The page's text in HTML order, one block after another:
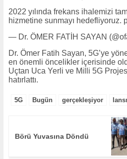
2022 yılında frekans ihalemizi
hizmetine sunmayı hedefliyoruz.
— Dr. ÖMER FATİH SAYAN
Dr. Ömer Fatih Sayan, 5G’ye
en önemli öncelikler içerisinde
Uçtan Uca Yerli ve Milli 5G
hatırlattı.
5G Bugün gerçekleşiyor
Börü Yuvasına Döndü